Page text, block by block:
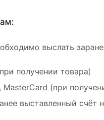
выслать
получении товара)
(при
выставленный счёт